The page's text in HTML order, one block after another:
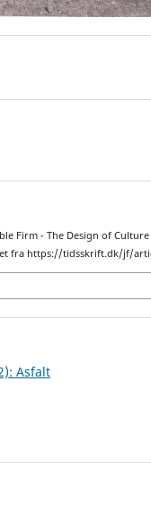
Firm - The Design of
fra https://tidsskrift.dk/jf/
Asfalt